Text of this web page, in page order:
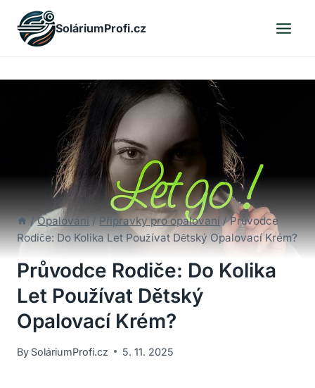
content
SoláriumProfi.cz
/ Opalování / Přípravky pro opalovaní / Průvodce
Rodiče: Do Kolika Let Používat Dětský Opalovací Krém?
Průvodce Rodiče: Do Kolika
Let Používat Dětský
Opalovací Krém?
By SoláriumProfi.cz 5. 11. 2025